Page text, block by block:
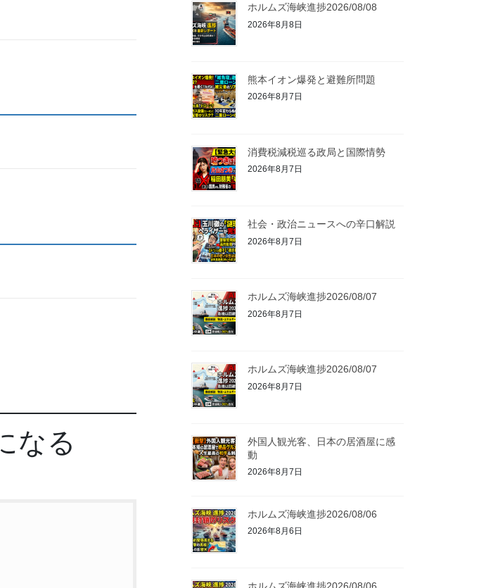
なる
ホルムズ海峡進捗2026/08/08
2026年8月8日
熊本イオン爆発と避難所問題
2026年8月7日
消費税減税巡る政局と国際情勢
2026年8月7日
社会・政治ニュースへの辛口解説
2026年8月7日
ホルムズ海峡進捗2026/08/07
2026年8月7日
ホルムズ海峡進捗2026/08/07
2026年8月7日
外国人観光客、日本の居酒屋に感
動
2026年8月7日
ホルムズ海峡進捗2026/08/06
2026年8月6日